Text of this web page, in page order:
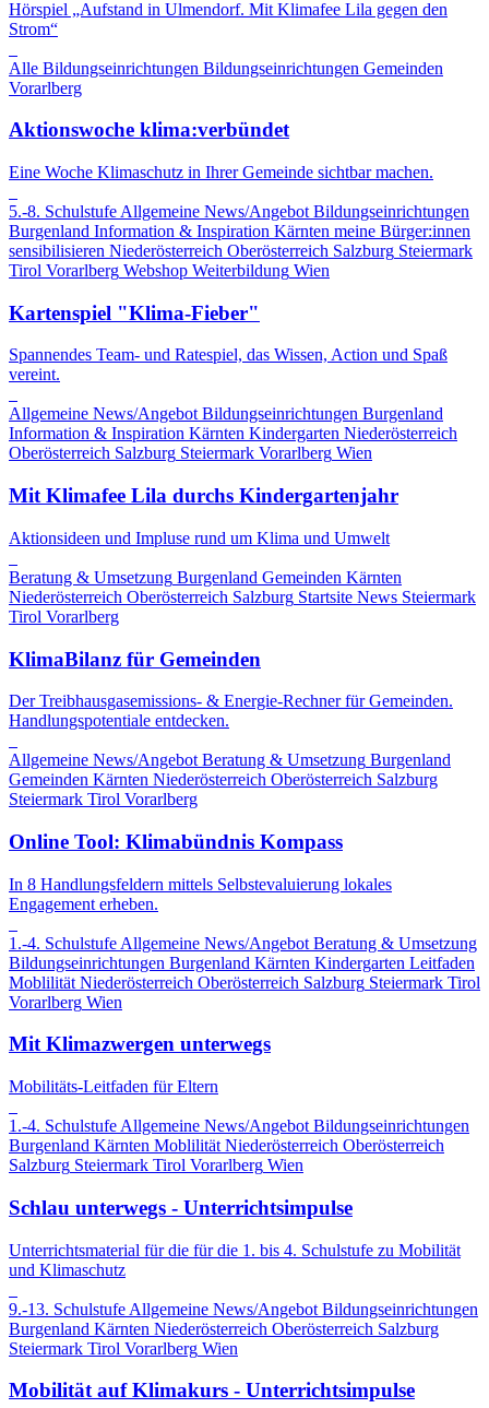
Hörspiel „Aufstand in Ulmendorf. Mit Klimafee Lila gegen den
Strom“
Alle Bildungseinrichtungen Bildungseinrichtungen Gemeinden
Vorarlberg
Aktionswoche klima:verbündet
Eine Woche Klimaschutz in Ihrer Gemeinde sichtbar machen.
5.-8. Schulstufe Allgemeine News/Angebot Bildungseinrichtungen
Burgenland Information & Inspiration Kärnten meine Bürger:innen
sensibilisieren Niederösterreich Oberösterreich Salzburg Steiermark
Tirol Vorarlberg Webshop Weiterbildung Wien
Kartenspiel "Klima-Fieber"
Spannendes Team- und Ratespiel, das Wissen, Action und Spaß
vereint.
Allgemeine News/Angebot Bildungseinrichtungen Burgenland
Information & Inspiration Kärnten Kindergarten Niederösterreich
Oberösterreich Salzburg Steiermark Vorarlberg Wien
Mit Klimafee Lila durchs Kindergartenjahr
Aktionsideen und Impluse rund um Klima und Umwelt
Beratung & Umsetzung Burgenland Gemeinden Kärnten
Niederösterreich Oberösterreich Salzburg Startsite News Steiermark
Tirol Vorarlberg
KlimaBilanz für Gemeinden
Der Treibhausgasemissions- & Energie-Rechner für Gemeinden.
Handlungspotentiale entdecken.
Allgemeine News/Angebot Beratung & Umsetzung Burgenland
Gemeinden Kärnten Niederösterreich Oberösterreich Salzburg
Steiermark Tirol Vorarlberg
Online Tool: Klimabündnis Kompass
In 8 Handlungsfeldern mittels Selbstevaluierung lokales
Engagement erheben.
1.-4. Schulstufe Allgemeine News/Angebot Beratung & Umsetzung
Bildungseinrichtungen Burgenland Kärnten Kindergarten Leitfaden
Moblilität Niederösterreich Oberösterreich Salzburg Steiermark Tirol
Vorarlberg Wien
Mit Klimazwergen unterwegs
Mobilitäts-Leitfaden für Eltern
1.-4. Schulstufe Allgemeine News/Angebot Bildungseinrichtungen
Burgenland Kärnten Moblilität Niederösterreich Oberösterreich
Salzburg Steiermark Tirol Vorarlberg Wien
Schlau unterwegs - Unterrichtsimpulse
Unterrichtsmaterial für die für die 1. bis 4. Schulstufe zu Mobilität
und Klimaschutz
9.-13. Schulstufe Allgemeine News/Angebot Bildungseinrichtungen
Burgenland Kärnten Niederösterreich Oberösterreich Salzburg
Steiermark Tirol Vorarlberg Wien
Mobilität auf Klimakurs - Unterrichtsimpulse